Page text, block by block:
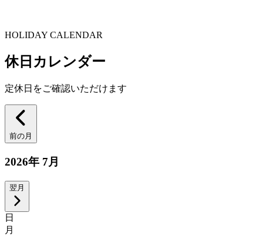
HOLIDAY CALENDAR
休日カレンダー
定休日をご確認いただけます
前の月
2026年 7月
翌月
日
月